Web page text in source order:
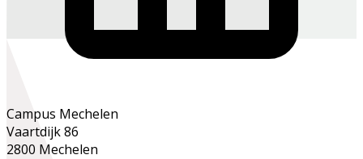
Campus Mechelen
Vaartdijk 86
2800 Mechelen